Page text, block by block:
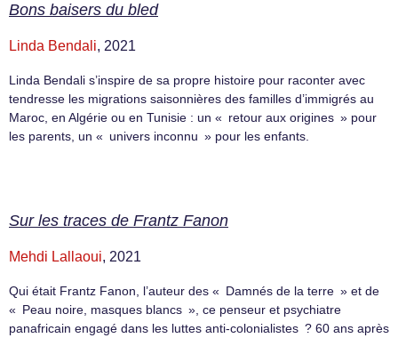
Bons baisers du bled
Linda Bendali, 2021
Linda Bendali s’inspire de sa propre histoire pour raconter avec
tendresse les migrations saisonnières des familles d’immigrés au
Maroc, en Algérie ou en Tunisie : un « retour aux origines » pour
les parents, un « univers inconnu » pour les enfants.
Sur les traces de Frantz Fanon
Mehdi Lallaoui, 2021
Qui était Frantz Fanon, l’auteur des « Damnés de la terre » et de
« Peau noire, masques blancs », ce penseur et psychiatre
panafricain engagé dans les luttes anti-colonialistes ? 60 ans après